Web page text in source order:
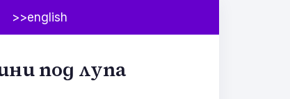
>>english
под лупа